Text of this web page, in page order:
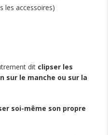
les accessoires)
dit clipser les
sur le manche ou sur la
soi-même son propre